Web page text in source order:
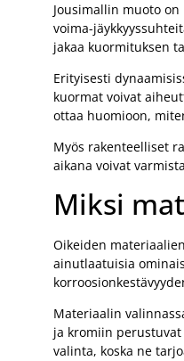
Jousimallin muoto
voima-
jakaa kuormituksen
Erityisesti
kuormat voivat
ottaa huomioon,
Myös rakenteelliset
aikana voivat
Miksi
Oikeiden
ainutlaatuisia
Materiaalin
ja kromiin perustuvat
valinta, koska ne